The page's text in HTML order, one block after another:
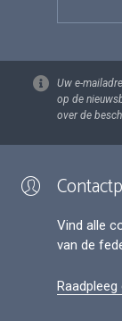
Uw e-
op de
over de
Vind alle
van de